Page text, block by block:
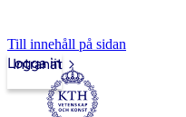
Till innehåll på sidan
Intranät
Logga in